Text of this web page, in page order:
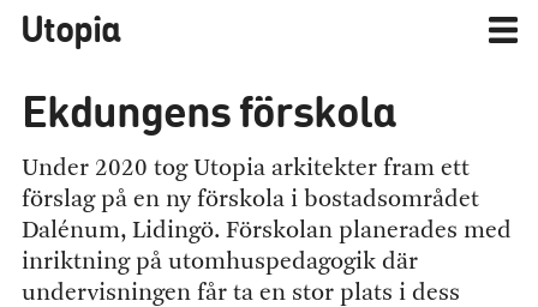
Utopia
Ekdungens förskola
Under 2020 tog Utopia arkitekter fram ett
förslag på en ny förskola i bostadsområdet
Dalénum, Lidingö. Förskolan planerades med
inriktning på utomhuspedagogik där
undervisningen får ta en stor plats i dess